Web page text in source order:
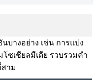
บางอย่าง เช่น การแบ่ง
ซเชียลมีเดีย รวบรวมคำ
าม